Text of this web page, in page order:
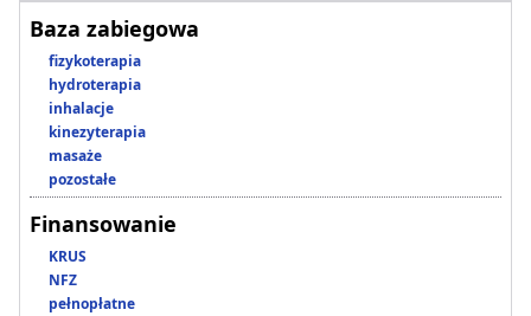
Baza zabiegowa
fizykoterapia
hydroterapia
inhalacje
kinezyterapia
masaże
pozostałe
Finansowanie
KRUS
NFZ
pełnopłatne